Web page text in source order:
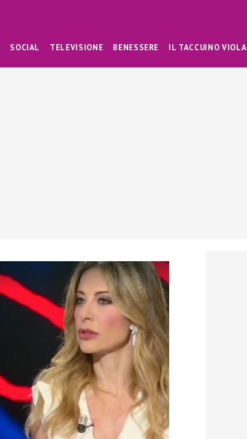
SOCIAL TELEVISIONE BENESSERE IL TACCUINO VIOLA